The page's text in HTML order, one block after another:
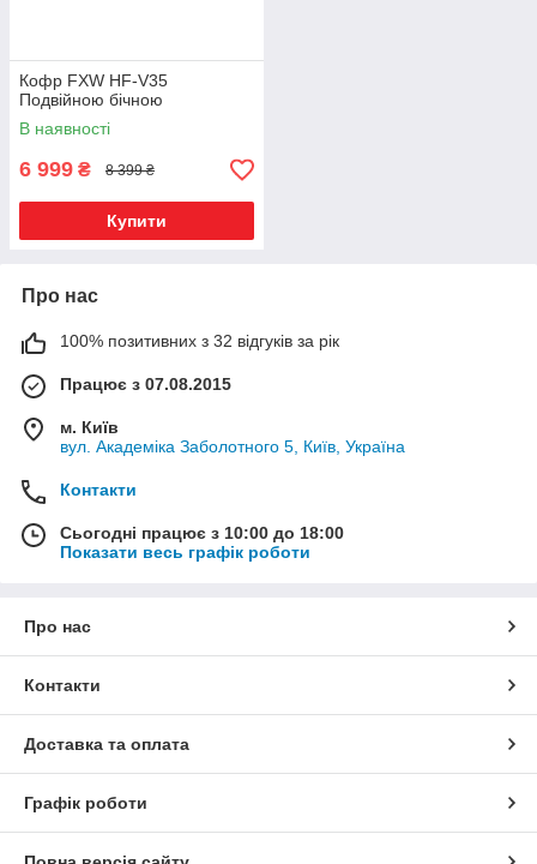
Кофр FXW HF-V35
Подвійною бічною
В наявності
6 999 ₴ 8 399 ₴
Купити
Про нас
100% позитивних з 32 відгуків за рік
Працює з 07.08.2015
м. Київ
вул. Академіка Заболотного 5, Київ, Україна
Контакти
Сьогодні працює з 10:00 до 18:00
Показати весь графік роботи
Про нас
Контакти
Доставка та оплата
Графік роботи